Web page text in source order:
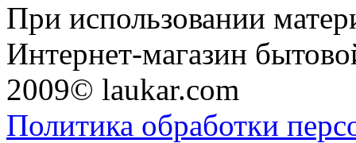
При использовании
Интернет-магазин
2009© laukar.com
Политика обработки